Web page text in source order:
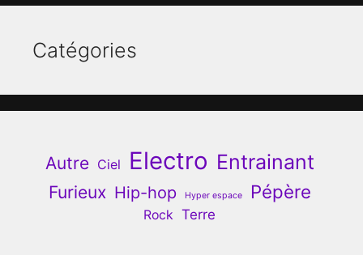
Catégories
Autre Ciel Electro Entrainant
Furieux Hip-hop Hyper espace Pépère
Rock Terre